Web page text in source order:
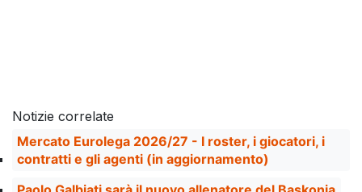
Notizie correlate
Mercato Eurolega 2026/27 - I roster, i giocatori, i
contratti e gli agenti (in aggiornamento)